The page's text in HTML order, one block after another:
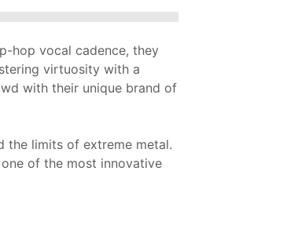
hop vocal cadence, they
virtuosity with a
with their unique brand of
the limits of extreme metal.
of the most innovative